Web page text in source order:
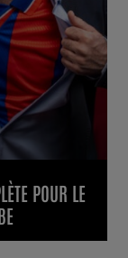
POUR LE